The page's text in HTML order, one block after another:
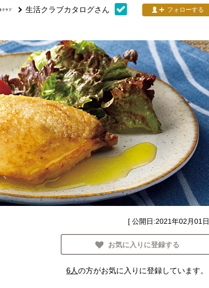
生活クラブカタログさん フォローする
[ 公開日:2021年02月01日
お気に入りに登録する
6人の方がお気に入りに登録しています。